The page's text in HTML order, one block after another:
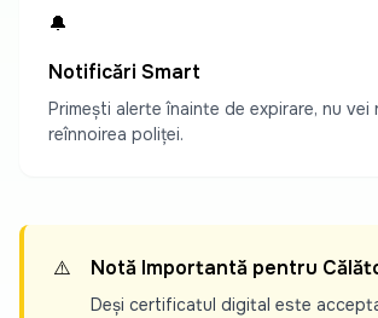
🔔
Notificări Smart
Primești alerte înainte de expirare, nu
reînnoirea poliței.
⚠️ Notă Importantă pentru
Deși certificatul digital este